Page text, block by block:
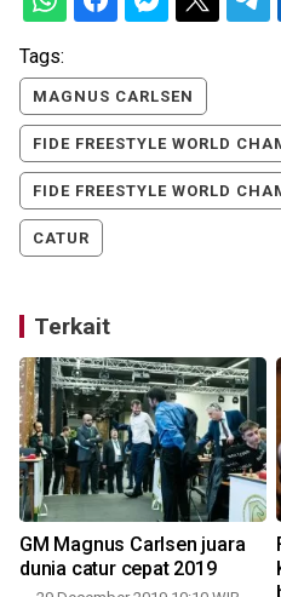
Tags:
MAGNUS CARLSEN
FIDE FREESTYLE WORLD
FIDE FREESTYLE WORLD
CATUR
Terkait
GM Magnus Carlsen juara
dunia catur cepat 2019